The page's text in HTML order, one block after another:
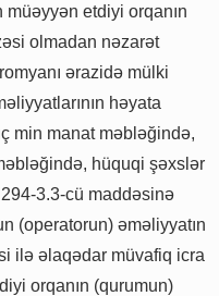
müəyyən etdiyi orqanın
olmadan nəzarət
ərazidə mülki
həyata
min manat məbləğində,
hüquqi şəxslər
3.3-cü maddəsinə
(operatorun) əməliyyatın
ilə əlaqədar müvafiq icra
orqanın (qurumun)